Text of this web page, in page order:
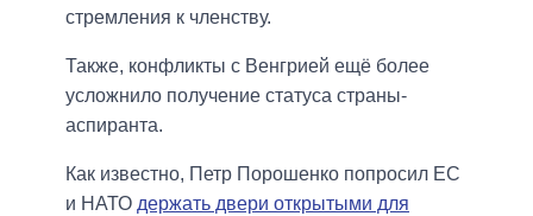
стремления к членству.
Также, конфликты с Венгрией ещё более
усложнило получение статуса страны-
аспиранта.
Как известно, Петр Порошенко попросил ЕС
и НАТО держать двери открытыми для